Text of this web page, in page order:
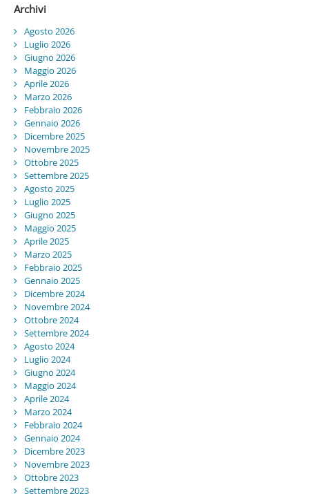
Archivi
Agosto 2026
Luglio 2026
Giugno 2026
Maggio 2026
Aprile 2026
Marzo 2026
Febbraio 2026
Gennaio 2026
Dicembre 2025
Novembre 2025
Ottobre 2025
Settembre 2025
Agosto 2025
Luglio 2025
Giugno 2025
Maggio 2025
Aprile 2025
Marzo 2025
Febbraio 2025
Gennaio 2025
Dicembre 2024
Novembre 2024
Ottobre 2024
Settembre 2024
Agosto 2024
Luglio 2024
Giugno 2024
Maggio 2024
Aprile 2024
Marzo 2024
Febbraio 2024
Gennaio 2024
Dicembre 2023
Novembre 2023
Ottobre 2023
Settembre 2023